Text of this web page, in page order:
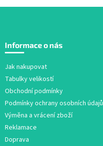
p
Informace o nás
Jak nakupovat
Tabulky velikostí
Obchodní podmínky
Podmínky ochrany osobních údajů
Výměna a vrácení zboží
Reklamace
Doprava